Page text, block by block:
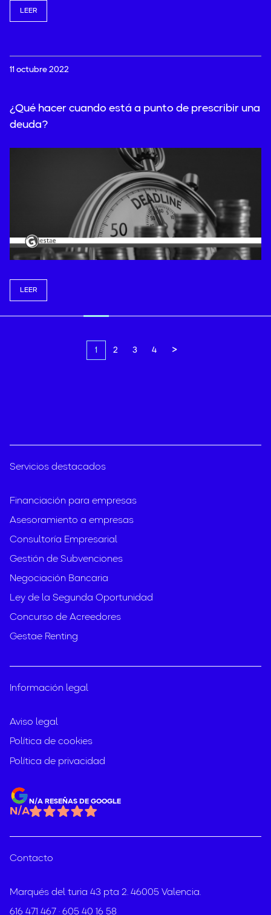
LEER
11 octubre 2022
¿Qué hacer cuando está a punto de prescribir una
deuda?
LEER
1 2 3 4 >
Servicios destacados
Financiación para empresas
Asesoramiento a empresas
Consultoría Empresarial
Gestión de Subvenciones
Negociación Bancaria
Ley de la Segunda Oportunidad
Concurso de Acreedores
Gestae Renting
Información legal
Aviso legal
Política de cookies
Política de privacidad
N/A RESEÑAS DE GOOGLE
N/A
Contacto
Marqués del turia 43 pta 2. 46005 Valencia.
616 471 467 · 605 40 16 58